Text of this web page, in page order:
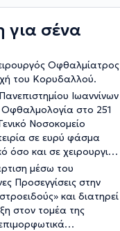
για σένα
Οφθαλμίατρος
του Κορυδαλλού.
Ιωαννίνων
Οφθαλμολογία στο 251
Νοσοκομείο
σε ευρύ φάσμα
όσο και σε χειρουργικό
μέσω του
Προσεγγίσεις στην
και διατηρεί
στον τομέα της